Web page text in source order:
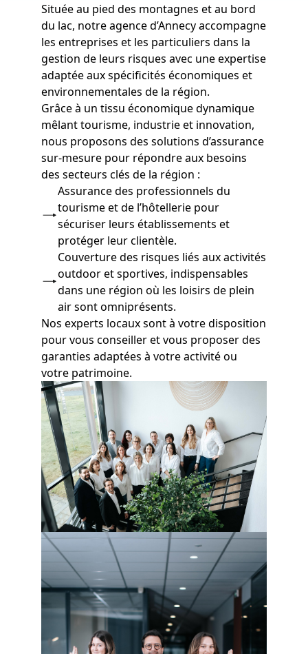
Située au pied des montagnes et au bord
du lac, notre agence d’Annecy accompagne
les entreprises et les particuliers dans la
gestion de leurs risques avec une expertise
adaptée aux spécificités économiques et
environnementales de la région.
Grâce à un tissu économique dynamique
mêlant tourisme, industrie et innovation,
nous proposons des solutions d’assurance
sur-mesure pour répondre aux besoins
des secteurs clés de la région :
Assurance des professionnels du
tourisme et de l’hôtellerie pour
sécuriser leurs établissements et
protéger leur clientèle.
Couverture des risques liés aux activités
outdoor et sportives, indispensables
dans une région où les loisirs de plein
air sont omniprésents.
Nos experts locaux sont à votre disposition
pour vous conseiller et vous proposer des
garanties adaptées à votre activité ou
votre patrimoine.